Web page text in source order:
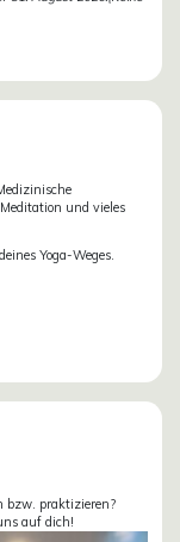
und vieles
Yoga-Weges.
bzw. praktizieren?
auf dich!